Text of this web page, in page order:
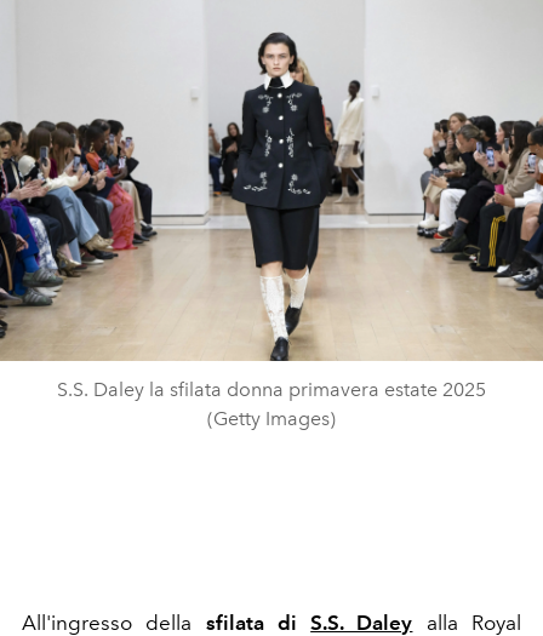
S.S. Daley la sfilata donna primavera estate 2025
(Getty Images)
All'ingresso della sfilata diS.S. Daley alla Royal